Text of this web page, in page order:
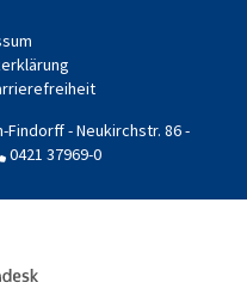
- Neukirchstr. 86 -
0421 37969-0